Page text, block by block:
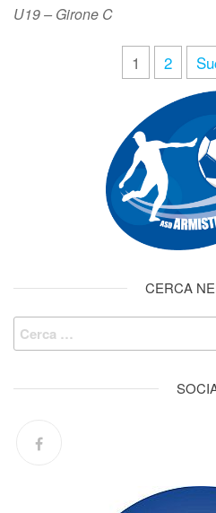
U19 – Girone C
1 2
CERCA